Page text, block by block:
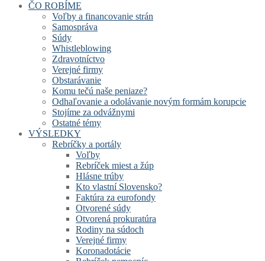
ČO ROBÍME
Voľby a financovanie strán
Samospráva
Súdy
Whistleblowing
Zdravotníctvo
Verejné firmy
Obstarávanie
Komu tečú naše peniaze?
Odhaľovanie a odolávanie novým formám korupcie
Stojíme za odvážnymi
Ostatné témy
VÝSLEDKY
Rebríčky a portály
Voľby
Rebríček miest a žúp
Hlásne trúby
Kto vlastní Slovensko?
Faktúra za eurofondy
Otvorené súdy
Otvorená prokuratúra
Rodiny na súdoch
Verejné firmy
Koronadotácie